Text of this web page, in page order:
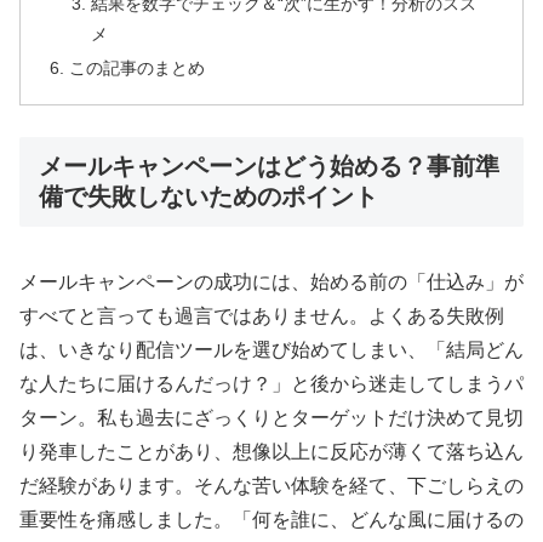
結果を数字でチェック＆“次”に生かす！分析のスス
メ
この記事のまとめ
メールキャンペーンはどう始める？事前準
備で失敗しないためのポイント
メールキャンペーンの成功には、始める前の「仕込み」が
すべてと言っても過言ではありません。よくある失敗例
は、いきなり配信ツールを選び始めてしまい、「結局どん
な人たちに届けるんだっけ？」と後から迷走してしまうパ
ターン。私も過去にざっくりとターゲットだけ決めて見切
り発車したことがあり、想像以上に反応が薄くて落ち込ん
だ経験があります。そんな苦い体験を経て、下ごしらえの
重要性を痛感しました。「何を誰に、どんな風に届けるの